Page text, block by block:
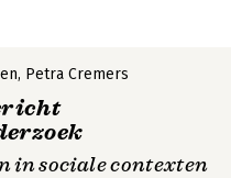
, Petra Cremers
in sociale contexten